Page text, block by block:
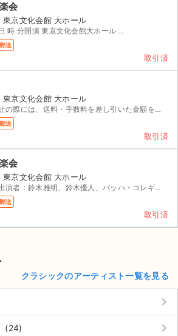
会
京文化会館 大ホール
時 分開演 東京文化会館大ホール ...
郵送
取引済
京文化会館 大ホール
[詳細] 階 列 〜 番 公演中止の際には、送料・手数料を差し引いた金額を返金します。
郵送
取引済
会
京文化会館 大ホール
[詳細] 階 列 番台 枚連番 出演者：鈴木雅明、鈴木優人、バッハ・コレギウム・ジャパン ...
郵送
取引済
クラシックのアーティスト一覧を見る
keyboard_arrow_right
(24) keyboard_arrow_right